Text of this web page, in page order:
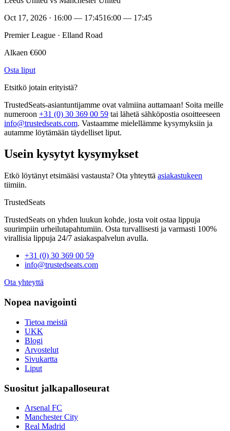
Oct 17, 2026 · 16:00 — 17:4516:00 — 17:45
Premier League · Elland Road
Alkaen €600
Osta liput
Etsitkö jotain erityistä?
TrustedSeats-asiantuntijamme ovat valmiina auttamaan! Soita meille
numeroon +31 (0) 30 369 00 59 tai lähetä sähköpostia osoitteeseen
info@trustedseats.com. Vastaamme mielellämme kysymyksiin ja
autamme löytämään täydelliset liput.
Usein kysytyt kysymykset
Etkö löytänyt etsimääsi vastausta? Ota yhteyttä asiakastukeen
tiimiin.
TrustedSeats
TrustedSeats on yhden luukun kohde, josta voit ostaa lippuja
suurimpiin urheilutapahtumiin. Osta turvallisesti ja varmasti 100%
virallisia lippuja 24/7 asiakaspalvelun avulla.
+31 (0) 30 369 00 59
info@trustedseats.com
Ota yhteyttä
Nopea navigointi
Tietoa meistä
UKK
Blogi
Arvostelut
Sivukartta
Liput
Suositut jalkapalloseurat
Arsenal FC
Manchester City
Real Madrid